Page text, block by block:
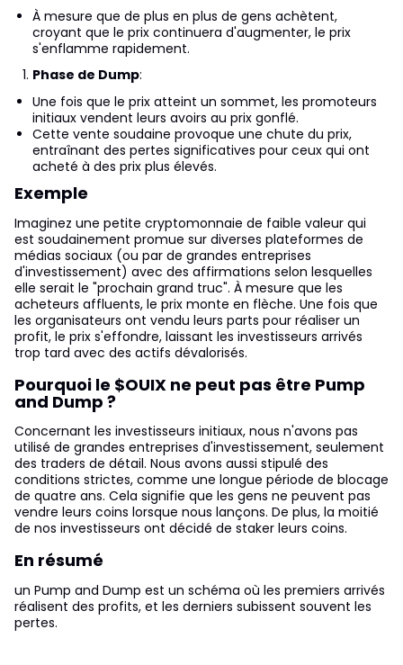
À mesure que de plus en plus de gens achètent,
croyant que le prix continuera d'augmenter, le prix
s'enflamme rapidement.
Phase de Dump:
Une fois que le prix atteint un sommet, les promoteurs
initiaux vendent leurs avoirs au prix gonflé.
Cette vente soudaine provoque une chute du prix,
entraînant des pertes significatives pour ceux qui ont
acheté à des prix plus élevés.
Exemple
Imaginez une petite cryptomonnaie de faible valeur qui
est soudainement promue sur diverses plateformes de
médias sociaux (ou par de grandes entreprises
d'investissement) avec des affirmations selon lesquelles
elle serait le "prochain grand truc". À mesure que les
acheteurs affluents, le prix monte en flèche. Une fois que
les organisateurs ont vendu leurs parts pour réaliser un
profit, le prix s'effondre, laissant les investisseurs arrivés
trop tard avec des actifs dévalorisés.
Pourquoi le $OUIX ne peut pas être Pump
and Dump ?
Concernant les investisseurs initiaux, nous n'avons pas
utilisé de grandes entreprises d'investissement, seulement
des traders de détail. Nous avons aussi stipulé des
conditions strictes, comme une longue période de blocage
de quatre ans. Cela signifie que les gens ne peuvent pas
vendre leurs coins lorsque nous lançons. De plus, la moitié
de nos investisseurs ont décidé de staker leurs coins.
En résumé
un Pump and Dump est un schéma où les premiers arrivés
réalisent des profits, et les derniers subissent souvent les
pertes.